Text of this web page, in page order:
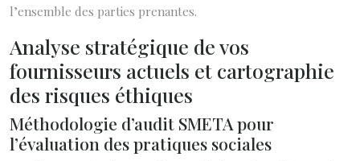
l’ensemble des parties prenantes.
Analyse stratégique de vos
fournisseurs actuels et cartographie
des risques éthiques
Méthodologie d’audit SMETA pour
l’évaluation des pratiques sociales